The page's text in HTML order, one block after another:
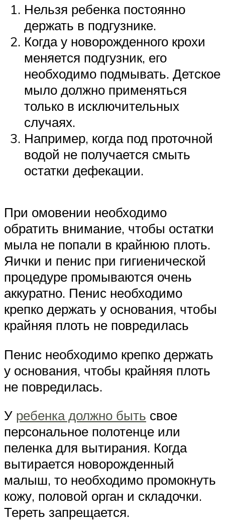
Нельзя ребенка постоянно
держать в подгузнике.
Когда у новорожденного крохи
меняется подгузник, его
необходимо подмывать. Детское
мыло должно применяться
только в исключительных
случаях.
Например, когда под проточной
водой не получается смыть
остатки дефекации.
При омовении необходимо
обратить внимание, чтобы остатки
мыла не попали в крайнюю плоть.
Яички и пенис при гигиенической
процедуре промываются очень
аккуратно. Пенис необходимо
крепко держать у основания, чтобы
крайняя плоть не повредилась
Пенис необходимо крепко держать
у основания, чтобы крайняя плоть
не повредилась.
У ребенка должно быть свое
персональное полотенце или
пеленка для вытирания. Когда
вытирается новорожденный
малыш, то необходимо промокнуть
кожу, половой орган и складочки.
Тереть запрещается.